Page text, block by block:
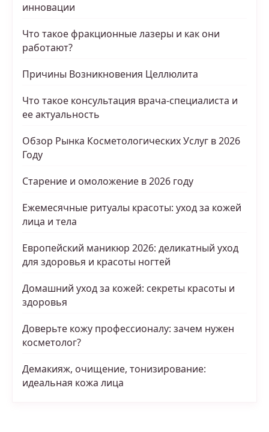
инновации
Что такое фракционные лазеры и как они
работают?
Причины Возникновения Целлюлита
Что такое консультация врача-специалиста и
ее актуальность
Обзор Рынка Косметологических Услуг в 2026
Году
Старение и омоложение в 2026 году
Ежемесячные ритуалы красоты: уход за кожей
лица и тела
Европейский маникюр 2026: деликатный уход
для здоровья и красоты ногтей
Домашний уход за кожей: секреты красоты и
здоровья
Доверьте кожу профессионалу: зачем нужен
косметолог?
Демакияж, очищение, тонизирование:
идеальная кожа лица